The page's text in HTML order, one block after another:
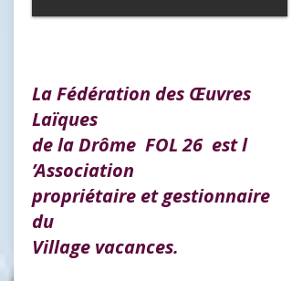
La Fédération des Œuvres
Laïques
de la Drôme FOL 26 est l
’Association
propriétaire et gestionnaire
du
Village vacances.